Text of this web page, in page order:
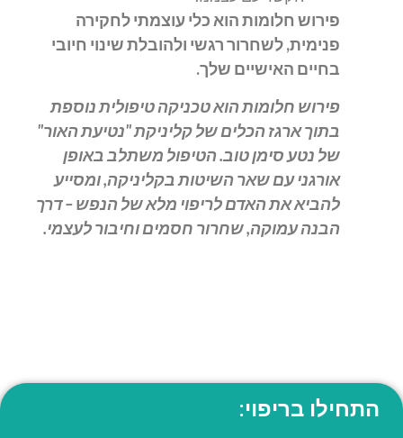
פירוש חלומות הוא כלי עוצמתי לחקירה
פנימית, לשחרור רגשי ולהובלת שינוי חיובי
בחיים האישיים שלך.
פירוש חלומות הוא טכניקה טיפולית נוספת
בתוך ארגז הכלים של קליניקת "נטיעת האור"
של נטע סימן טוב. הטיפול משתלב באופן
אורגני עם שאר השיטות בקליניקה, ומסייע
להביא את האדם לריפוי מלא של הנפש – דרך
הבנה עמוקה, שחרור חסמים וחיבור לעצמי.
התחילו בריפוי: